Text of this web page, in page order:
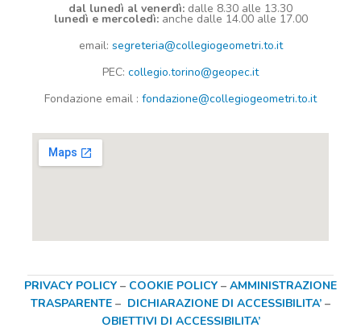
dal lunedì al venerdì: dalle 8.30 alle 13.30
lunedì e mercoledì: anche dalle 14.00 alle 17.00
email: segreteria@collegiogeometri.to.it
PEC: collegio.torino@geopec.it
Fondazione email : fondazione@collegiogeometri.to.it
PRIVACY POLICY – COOKIE POLICY – AMMINISTRAZIONE
TRASPARENTE – DICHIARAZIONE DI ACCESSIBILITA’ –
OBIETTIVI DI ACCESSIBILITA’